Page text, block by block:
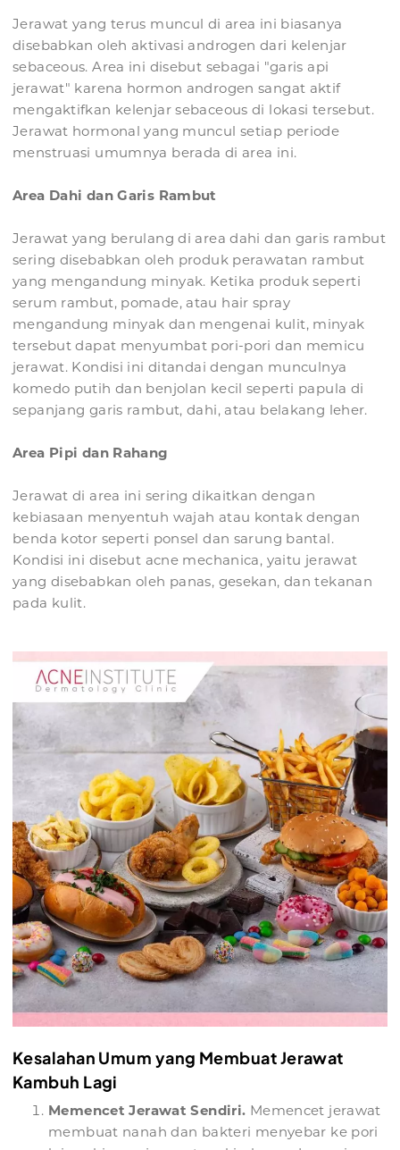
Jerawat yang terus muncul di area ini biasanya
disebabkan oleh aktivasi androgen dari kelenjar
sebaceous. Area ini disebut sebagai "garis api
jerawat" karena hormon androgen sangat aktif
mengaktifkan kelenjar sebaceous di lokasi tersebut.
Jerawat hormonal yang muncul setiap periode
menstruasi umumnya berada di area ini.
Area Dahi dan Garis Rambut
Jerawat yang berulang di area dahi dan garis rambut
sering disebabkan oleh produk perawatan rambut
yang mengandung minyak. Ketika produk seperti
serum rambut, pomade, atau hair spray
mengandung minyak dan mengenai kulit, minyak
tersebut dapat menyumbat pori-pori dan memicu
jerawat. Kondisi ini ditandai dengan munculnya
komedo putih dan benjolan kecil seperti papula di
sepanjang garis rambut, dahi, atau belakang leher.
Area Pipi dan Rahang
Jerawat di area ini sering dikaitkan dengan
kebiasaan menyentuh wajah atau kontak dengan
benda kotor seperti ponsel dan sarung bantal.
Kondisi ini disebut acne mechanica, yaitu jerawat
yang disebabkan oleh panas, gesekan, dan tekanan
pada kulit.
Kesalahan Umum yang Membuat Jerawat
Kambuh Lagi
Memencet Jerawat Sendiri. Memencet jerawat
membuat nanah dan bakteri menyebar ke pori